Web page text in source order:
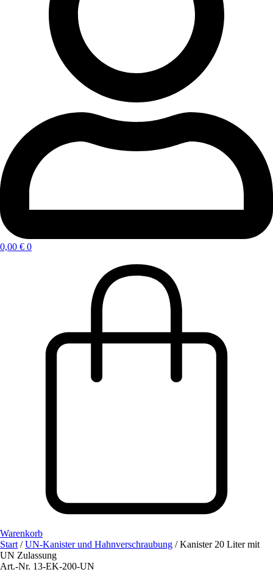
0,00 € 0
Warenkorb
Start /UN-Kanister und Hahnverschraubung / Kanister 20 Liter mit
UN Zulassung
Art.-Nr. 13-EK-200-UN